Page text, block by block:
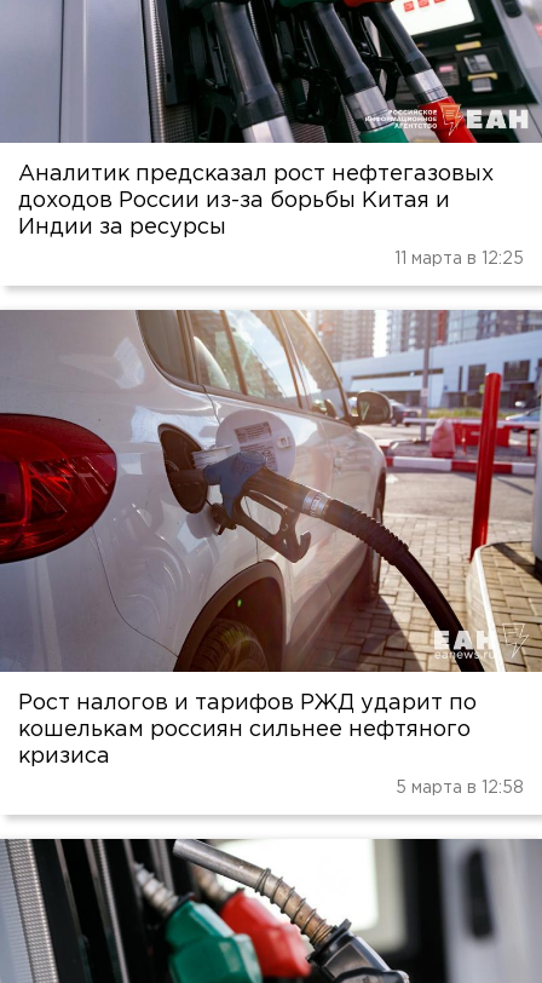
Аналитик предсказал рост нефтегазовых
доходов России из-за борьбы Китая и
Индии за ресурсы
11 марта в 12:25
Рост налогов и тарифов РЖД ударит по
кошелькам россиян сильнее нефтяного
кризиса
5 марта в 12:58